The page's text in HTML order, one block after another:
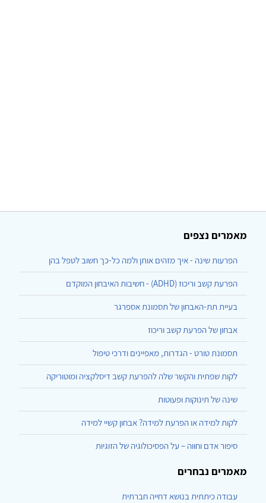
מאמרים נצפים
הפרעות שינה - איך מזהים אותן ולמה כל-כך חשוב לטפל בהן
הפרעת קשב וריכוז (ADHD) - חשיבות האיבחון המוקדם
בעיית תת-האבחון של תסמונת אספרגר
אבחון של הפרעת קשב וריכוז
תסמונת טורט - הגדרות, מאפיינים ודרכי טיפול
לקות שפתית והקשר שלה להפרעת קשב דיסלקציה ומוטוריקה
שינה של תינוקות ופעוטות
לקות למידה או הפרעת למידה? אבחון קשיי למידה
סיפור אדם וחווה – על הפסיכולוגיה של הזוגיות
מאמרים נבחרים
עבודה כיתתית בנושא דחייה חברתית